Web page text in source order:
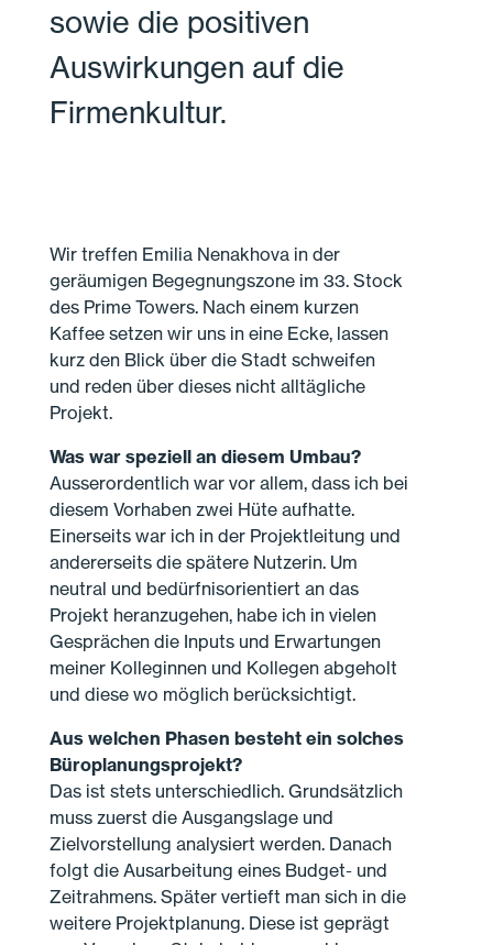
sowie die positiven
Auswirkungen auf die
Firmenkultur.
Wir treffen Emilia Nenakhova in der
geräumigen Begegnungszone im 33. Stock
des Prime Towers. Nach einem kurzen
Kaffee setzen wir uns in eine Ecke, lassen
kurz den Blick über die Stadt schweifen
und reden über dieses nicht alltägliche
Projekt.
Was war speziell an diesem Umbau?
Ausserordentlich war vor allem, dass ich bei
diesem Vorhaben zwei Hüte aufhatte.
Einerseits war ich in der Projektleitung und
andererseits die spätere Nutzerin. Um
neutral und bedürfnisorientiert an das
Projekt heranzugehen, habe ich in vielen
Gesprächen die Inputs und Erwartungen
meiner Kolleginnen und Kollegen abgeholt
und diese wo möglich berücksichtigt.
Aus welchen Phasen besteht ein solches
Büroplanungsprojekt?
Das ist stets unterschiedlich. Grundsätzlich
muss zuerst die Ausgangslage und
Zielvorstellung analysiert werden. Danach
folgt die Ausarbeitung eines Budget- und
Zeitrahmens. Später vertieft man sich in die
weitere Projektplanung. Diese ist geprägt